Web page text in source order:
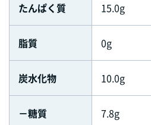
たんぱく質 15.0g
脂質 0g
炭水化物 10.0g
－糖質 7.8g